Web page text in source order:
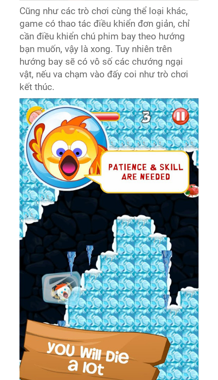
Cũng như các trò chơi cùng thể loại khác,
game có thao tác điều khiển đơn giản, chỉ
cần điều khiển chú phim bay theo hướng
bạn muốn, vậy là xong. Tuy nhiên trên
hướng bay sẽ có vô số các chướng ngại
vật, nếu va chạm vào đấy coi như trò chơi
kết thúc.